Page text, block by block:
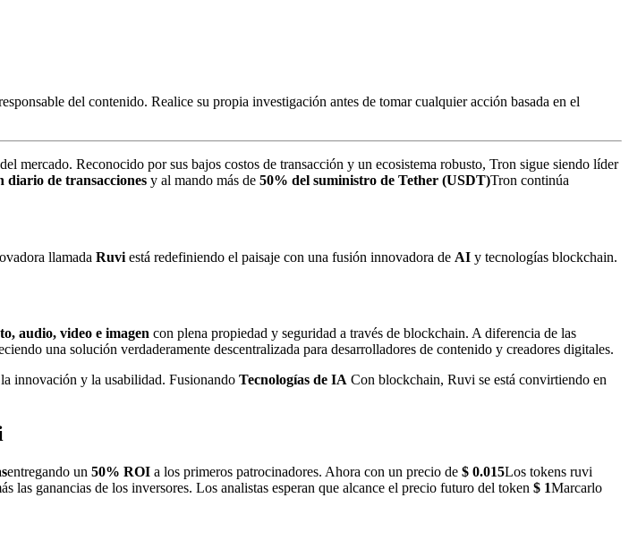
del contenido. Realice su propia investigación antes de tomar cualquier acción basada en el
mercado. Reconocido por sus bajos costos de transacción y un ecosistema robusto, Tron sigue siendo líder
diario de transacciones y al mando más de 50% del suministro de Tether (USDT)Tron continúa
llamada Ruviestá redefiniendo el paisaje con una fusión innovadora de AI y tecnologías blockchain.
audio, video e imagen con plena propiedad y seguridad a través de blockchain. A diferencia de las
una solución verdaderamente descentralizada para desarrolladores de contenido y creadores digitales.
innovación y la usabilidad. Fusionando Tecnologías de IA Con blockchain, Ruvi se está convirtiendo en
entregando un 50% ROI a los primeros patrocinadores. Ahora con un precio de $ 0.015Los tokens ruvi
las ganancias de los inversores. Los analistas esperan que alcance el precio futuro del token $ 1Marcarlo